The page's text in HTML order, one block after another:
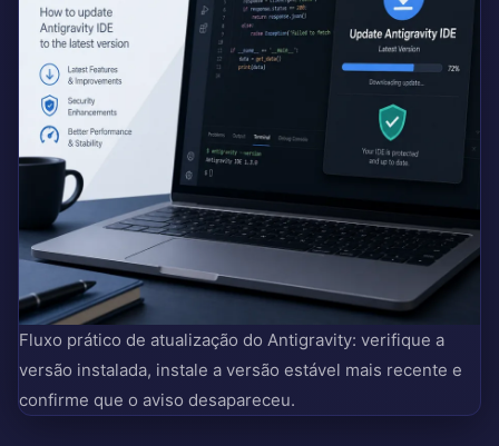
Fluxo prático de atualização do Antigravity: verifique a
versão instalada, instale a versão estável mais recente e
confirme que o aviso desapareceu.